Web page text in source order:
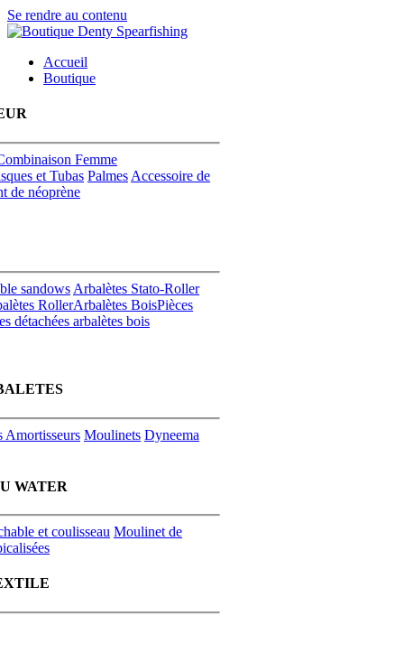
Se rendre au contenu
Accueil
Boutique
Femme
et Tubas Palmes Accessoire de
de néoprène
sandows Arbalètes Stato-Roller
RollerArbalètes BoisPièces
détachées arbalètes bois
Amortisseurs Moulinets Dyneema
WATER
et coulisseau Moulinet de